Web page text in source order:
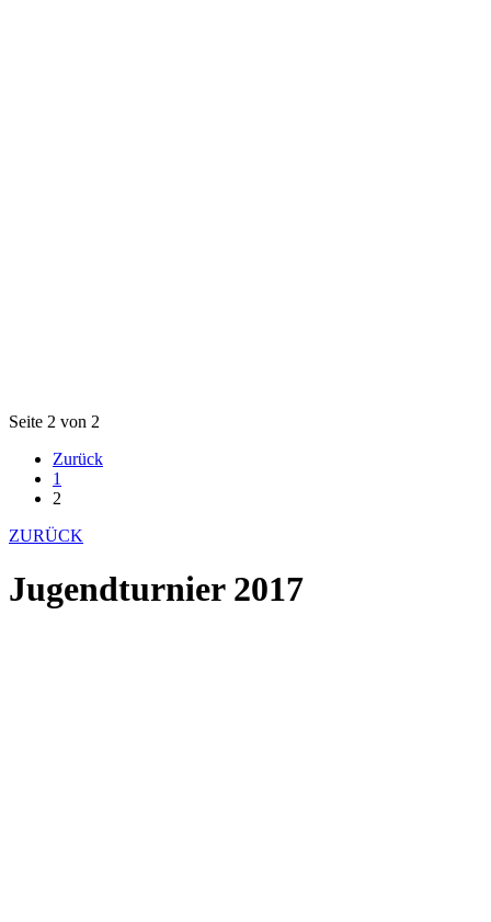
Seite 2 von 2
Zurück
1
2
ZURÜCK
Jugendturnier 2017